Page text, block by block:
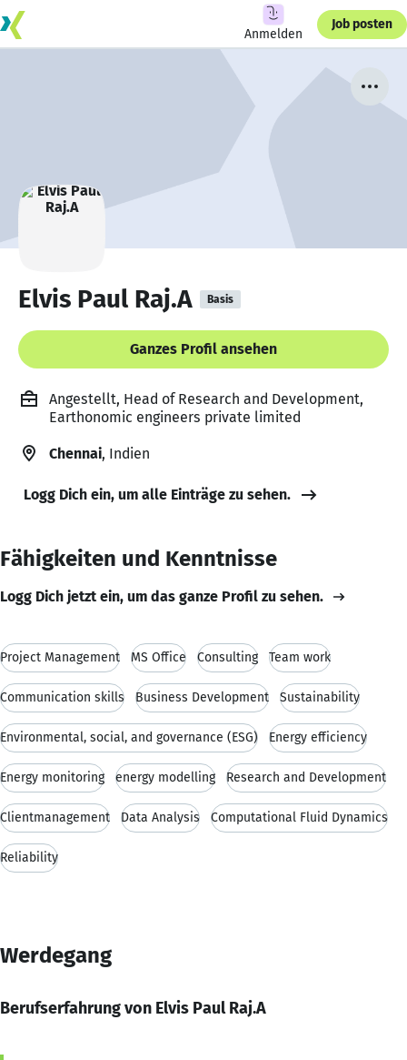
Anmelden
Job posten
Elvis Paul Raj.A Basis
Ganzes Profil ansehen
Angestellt, Head of Research and Development,
Earthonomic engineers private limited
Chennai, Indien
Logg Dich ein, um alle Einträge zu sehen.
Fähigkeiten und Kenntnisse
Logg Dich jetzt ein, um das ganze Profil zu sehen.
Project Management MS Office Consulting Team work
Communication skills Business Development Sustainability
Environmental, social, and governance (ESG) Energy efficiency
Energy monitoring energy modelling Research and Development
Clientmanagement Data Analysis Computational Fluid Dynamics
Reliability
Werdegang
Berufserfahrung von Elvis Paul Raj.A